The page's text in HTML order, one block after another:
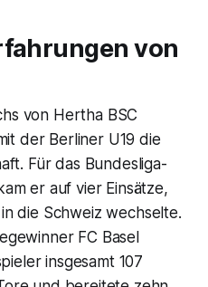
von
von Hertha BSC
der Berliner U19 die
Für das Bundesliga-
er auf vier Einsätze,
die Schweiz wechselte.
FC Basel
insgesamt 107